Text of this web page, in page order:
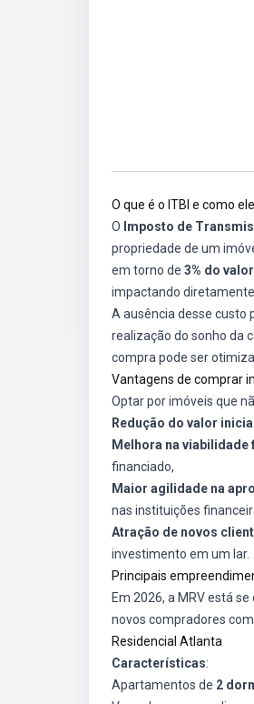
O que é o ITBI e como
O Imposto de
propriedade de um
em torno de 3% do
impactando
A ausência desse custo
realização do sonho da
compra pode ser
Vantagens de comprar
Optar por imóveis que
Redução do valor inicial
Melhora na viabilidade
financiado,
Maior agilidade na
nas instituições
Atração de novos
investimento em um lar.
Principais
Em 2026, a MRV está
novos compradores
Residencial Atlanta
Características:
Apartamentos de 2